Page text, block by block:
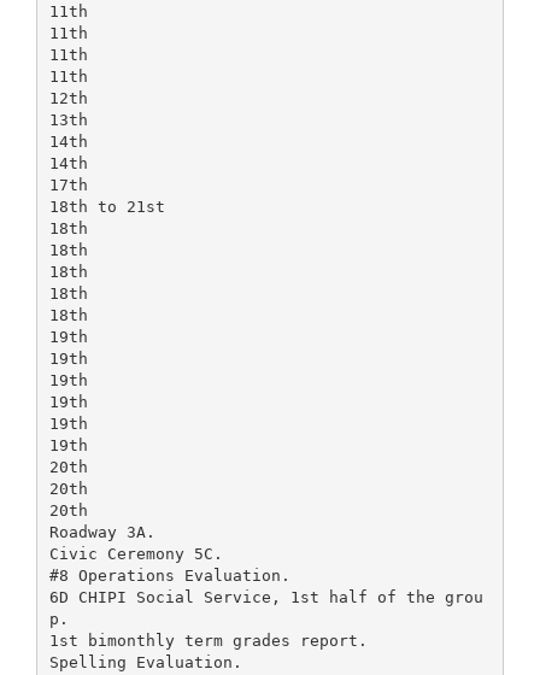
11th
11th
11th
11th
12th
13th
14th
14th
17th
18th to 21st
18th
18th
18th
18th
18th
19th
19th
19th
19th
19th
19th
20th
20th
20th
Roadway 3A.
Civic Ceremony 5C.
#8 Operations Evaluation.
6D CHIPI Social Service, 1st half of the grou
p.
1st bimonthly term grades report.
Spelling Evaluation.